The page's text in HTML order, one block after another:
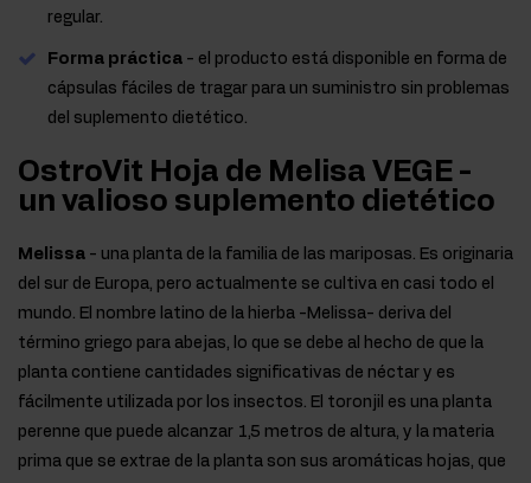
regular.
Forma práctica - el producto está disponible en forma de
cápsulas fáciles de tragar para un suministro sin problemas
del suplemento dietético.
OstroVit Hoja de Melisa VEGE -
un valioso suplemento dietético
Melissa - una planta de la familia de las mariposas. Es originaria
del sur de Europa, pero actualmente se cultiva en casi todo el
mundo. El nombre latino de la hierba -Melissa- deriva del
término griego para abejas, lo que se debe al hecho de que la
planta contiene cantidades significativas de néctar y es
fácilmente utilizada por los insectos. El toronjil es una planta
perenne que puede alcanzar 1,5 metros de altura, y la materia
prima que se extrae de la planta son sus aromáticas hojas, que